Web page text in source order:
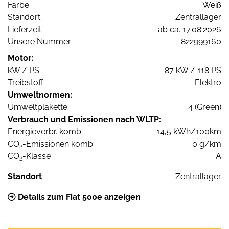
Farbe
Weiß
Standort
Zentrallager
Lieferzeit
ab ca. 17.08.2026
Unsere Nummer
822999160
Motor:
kW / PS
87 kW / 118 PS
Treibstoff
Elektro
Umweltnormen:
Umweltplakette
4 (Green)
Verbrauch und Emissionen nach WLTP:
Energieverbr. komb.
14,5 kWh/100km
CO2-Emissionen komb.
0 g/km
CO2-Klasse A
Standort Zentrallager
Details zum Fiat 500e anzeigen